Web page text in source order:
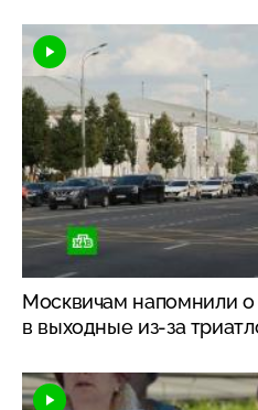
Москвичам напомнили о
в выходные из-за